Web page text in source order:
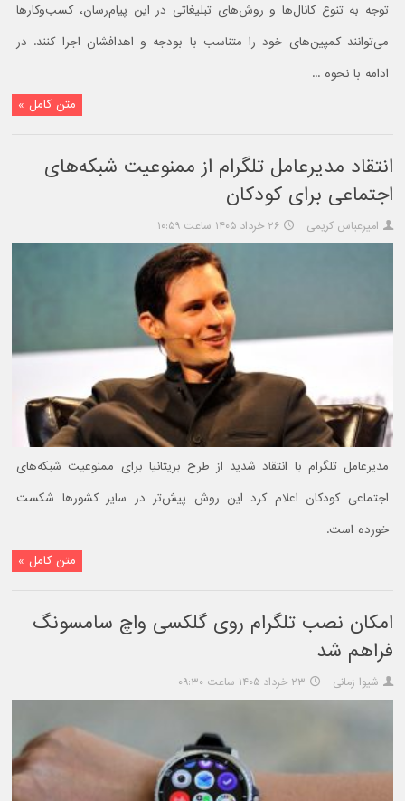
توجه به تنوع کانال‌ها و روش‌های تبلیغاتی در این پیام‌رسان، کسب‌وکارها
می‌توانند کمپین‌های خود را متناسب با بودجه و اهدافشان اجرا کنند. در
ادامه با نحوه ...
متن کامل »
انتقاد مدیرعامل تلگرام از ممنوعیت شبکه‌های
اجتماعی برای کودکان
امیرعباس کریمی ۲۶ خرداد ۱۴۰۵ ساعت ۱۰:۵۹
مدیرعامل تلگرام با انتقاد شدید از طرح بریتانیا برای ممنوعیت شبکه‌های
اجتماعی کودکان اعلام کرد این روش پیش‌تر در سایر کشورها شکست
خورده است.
متن کامل »
امکان نصب تلگرام روی گلکسی واچ سامسونگ
فراهم شد
شیوا زمانی ۲۳ خرداد ۱۴۰۵ ساعت ۰۹:۳۰